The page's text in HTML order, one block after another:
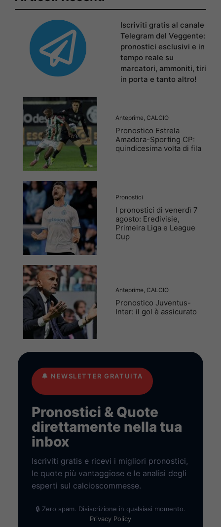
Iscriviti gratis al canale
Telegram del Veggente:
pronostici esclusivi e in
tempo reale su
marcatori, ammoniti, tiri
in porta e tanto altro!
Anteprime CALCIO
Pronostico Estrela
Amadora-Sporting CP:
quindicesima volta di fila
Pronostici
I pronostici di venerdì 7
agosto: Eredivisie,
Primeira Liga e League
Cup
Anteprime CALCIO
Pronostico Juventus-
Inter: il gol è assicurato
🔔 NEWSLETTER GRATUITA
Pronostici & Quote
direttamente nella tua
inbox
Iscriviti gratis e ricevi i migliori pronostici,
le quote più vantaggiose e le analisi degli
esperti sul calcioscommesse.
🔒 Zero spam. Disiscrizione in qualsiasi momento.
Privacy Policy